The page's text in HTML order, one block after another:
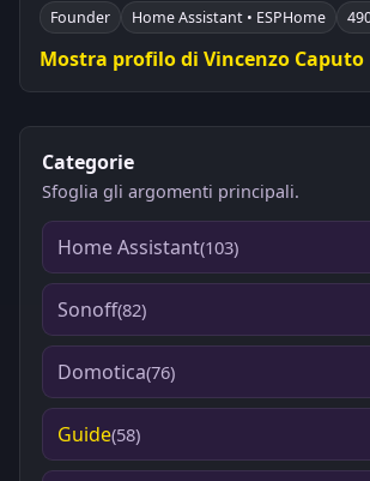
Founder Home Assistant • ESPHome
Mostra profilo di Vincenzo Caputo
Categorie
Sfoglia gli argomenti principali.
Home Assistant(103)
Sonoff(82)
Domotica(76)
Guide(58)